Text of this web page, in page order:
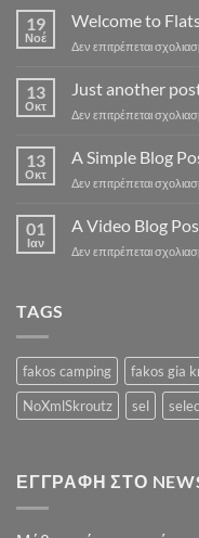
19
Νοέ
Welcome to
Δεν επιτρέπεται
13
Οκτ
Just another
Δεν επιτρέπεται
13
Οκτ
A Simple Blog
Δεν επιτρέπεται
01
Ιαν
A Video Blog
Δεν επιτρέπεται
TAGS
fakos camping fakos gia
NoXmlSkroutz
sel
ΕΓΓΡΑΦΉ ΣΤΟ